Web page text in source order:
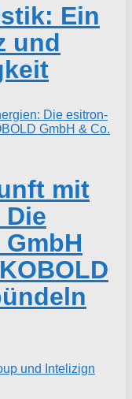
Ein
und
mit